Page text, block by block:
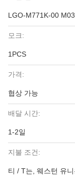
LGO-M771K-00
모크:
1PCS
가격:
협상 가능
배달 시간:
1-2일
지불 조건:
티 / T는, 웨스턴 유니